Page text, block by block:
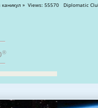
Дайджест » Время каникул » Views: 55570
®